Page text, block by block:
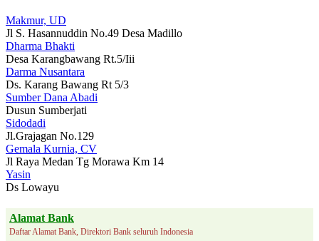
Makmur, UD
Jl S. Hasannuddin No.49 Desa Madillo
Dharma Bhakti
Desa Karangbawang Rt.5/Iii
Darma Nusantara
Ds. Karang Bawang Rt 5/3
Sumber Dana Abadi
Dusun Sumberjati
Sidodadi
Jl.Grajagan No.129
Gemala Kurnia, CV
Jl Raya Medan Tg Morawa Km 14
Yasin
Ds Lowayu
Alamat Bank
Daftar Alamat Bank, Direktori Bank seluruh Indonesia